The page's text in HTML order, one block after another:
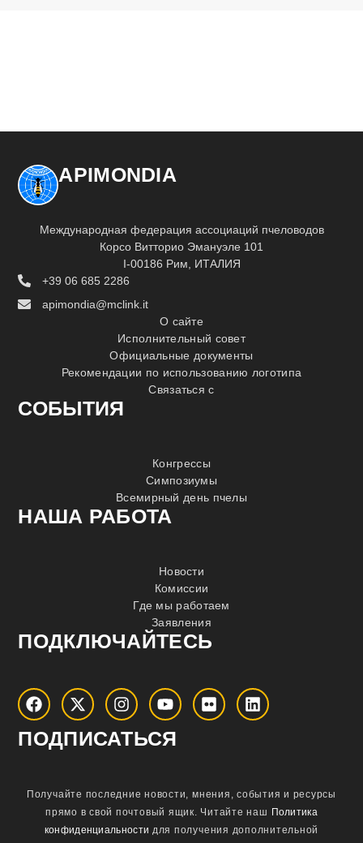
APIMONDIA
Международная федерация ассоциаций пчеловодов
Корсо Витторио Эмануэле 101
I-00186 Рим, ИТАЛИЯ
+39 06 685 2286
apimondia@mclink.it
О сайте
Исполнительный совет
Официальные документы
Рекомендации по использованию логотипа
Связаться с
СОБЫТИЯ
Конгрессы
Симпозиумы
Всемирный день пчелы
НАША РАБОТА
Новости
Комиссии
Где мы работаем
Заявления
ПОДКЛЮЧАЙТЕСЬ
ПОДПИСАТЬСЯ
Получайте последние новости, мнения, события и ресурсы
прямо в свой почтовый ящик. Читайте наш Политика
конфиденциальности для получения дополнительной